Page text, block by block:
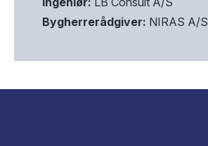
Bygherrerådgiver: NIRAS A/S